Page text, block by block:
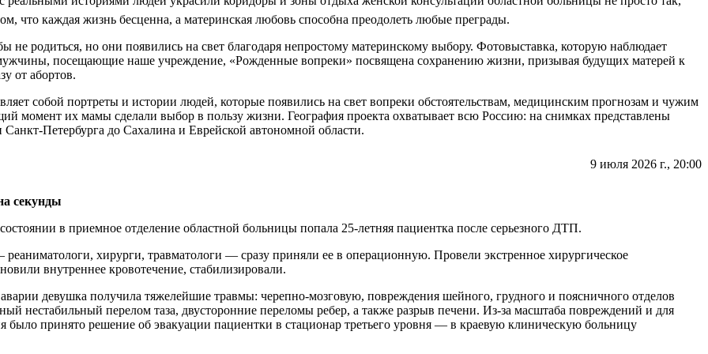
и биохимический анализы крови, коагулограмма (свертываемость крови), общий анализ мочи и ЭКГ.
органов: Мазок на онкоцитологию с шейки матки, маммография или УЗИ молочных желез, УЗИ щитовидной железы.
Подтверждение, что у женщины нет противопоказаний к вынашиванию беременности и наркозу.
+ MAP-тест: Главное исследование, которое показывает количество, подвижность и морфологию (строение)
исключает иммунное бесплодие. Инфекционный скрининг: Кровь на ВИЧ, сифилис, гепатиты и ПЦР-мазки на половые
жизни и нутритивная поддержка Поскольку созревание яйцеклеток занимает около 90 дней, а сперматозоидов — около
C и E.
жировой ткани (или ее выраженный дефицит) нарушает гормональный баланс. Плавное снижение или набор веса до
и алкоголь буквально отравляют половые клетки, приводя к генетическим поломкам в эмбрионах. Снижение
(по показаниям)
обнаруживаются проблемы, их устраняют до начала протокола, чтобы не рисковать дорогостоящей процедурой. Лечение
что каждая жизнь бесценна, а материнская любовь способна преодолеть любые преграды.
не родиться, но они появились на свет благодаря непростому материнскому выбору. Фотовыставка, которую наблюдает
посещающие наше учреждение, «Рожденные вопреки» посвящена сохранению жизни, призывая будущих матерей к
от абортов.
собой портреты и истории людей, которые появились на свет вопреки обстоятельствам, медицинским прогнозам и чужим
момент их мамы сделали выбор в пользу жизни. География проекта охватывает всю Россию: на снимках представлены
Петербурга до Сахалина и Еврейской автономной области.
выставку в то место, где дают жизнь, где женщину поддерживают с самого начала. Мы хотим, чтобы молодые мамочки
примерами героинь наших фотографий. Президент России поставил перед обществом важнейшую задачу: от
минуту чувствовать поддержку и знать, что ты не одна», — подчеркивает региональный координатор выставки Ирина
9 июля 2026 г., 20:00
секунды
в приемное отделение областной больницы попала 25-летняя пациентка после серьезного ДТП.
хирурги, травматологи — сразу приняли ее в операционную. Провели экстренное хирургическое
внутреннее кровотечение, стабилизировали.
аварии девушка получила тяжелейшие травмы: черепно-мозговую, повреждения шейного, грудного и поясничного отделов
нестабильный перелом таза, двусторонние переломы ребер, а также разрыв печени. Из-за масштаба повреждений и для
было принято решение об эвакуации пациентки в стационар третьего уровня — в краевую клиническую больницу